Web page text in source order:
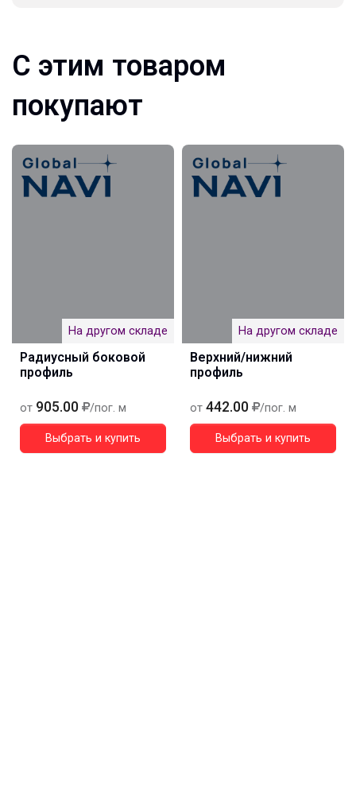
С этим товаром
покупают
На другом складе
Радиусный боковой
профиль
от 905.00 /пог. м
Выбрать и купить
На другом складе
Верхний/нижний
профиль
от 442.00 /пог. м
Выбрать и купить